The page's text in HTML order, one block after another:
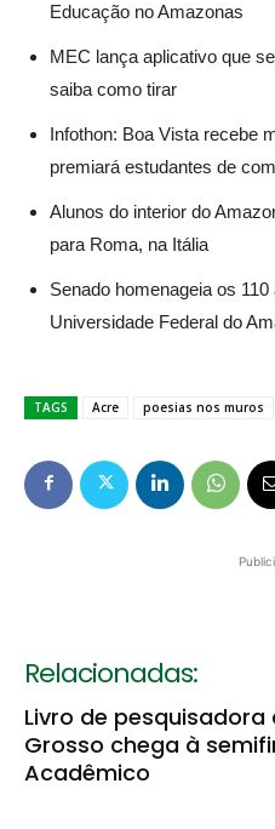
Educação no Amazonas
MEC lança aplicativo que
saiba como tirar
Infothon: Boa Vista recebe
premiará estudantes de
Alunos do interior do
para Roma, na Itália
Senado homenageia os
Universidade Federal do
TAGS Acre poesias nos muros
Relacionadas:
Livro de pesquisadora
Grosso chega à
Acadêmico